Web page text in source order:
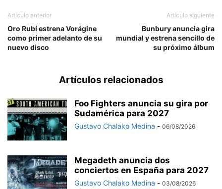
Artículo anterior
Oro Rubí estrena Vorágine
como primer adelanto de su
nuevo disco
Artículo siguiente
Bunbury anuncia gira
mundial y estrena sencillo de
su próximo álbum
Artículos relacionados
Foo Fighters anuncia su gira por
Sudamérica para 2027
Gustavo Chalako Medina - 06/08/2026
Megadeth anuncia dos
conciertos en España para 2027
Gustavo Chalako Medina - 03/08/2026